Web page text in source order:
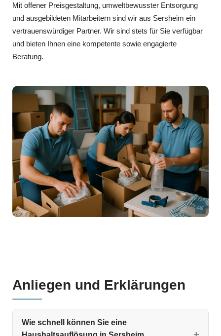
Mit offener Preisgestaltung, umweltbewusster Entsorgung
und ausgebildeten Mitarbeitern sind wir aus Sersheim ein
vertrauenswürdiger Partner. Wir sind stets für Sie verfügbar
und bieten Ihnen eine kompetente sowie engagierte
Beratung.
Anliegen und Erklärungen
Wie schnell können Sie eine